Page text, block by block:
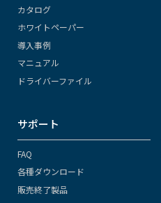
カタログ
ホワイトペーパー
導入事例
マニュアル
ドライバーファイル
サポート
FAQ
各種ダウンロード
販売終了製品